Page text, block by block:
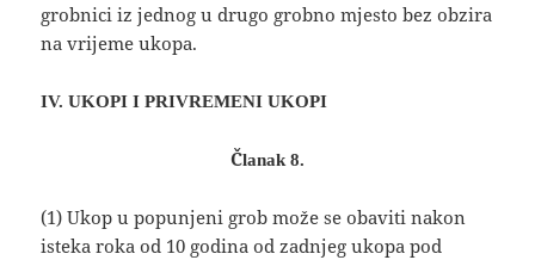
grobnici iz jednog u drugo grobno mjesto bez obzira
na vrijeme ukopa.
IV. UKOPI I PRIVREMENI UKOPI
Članak 8.
(1) Ukop u popunjeni grob može se obaviti nakon
isteka roka od 10 godina od zadnjeg ukopa pod